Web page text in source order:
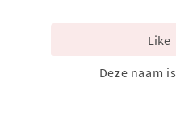
Like
Deze naam is